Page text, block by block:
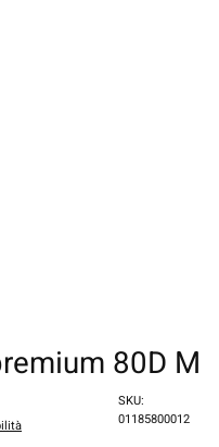
80D M
SKU:
01185800012